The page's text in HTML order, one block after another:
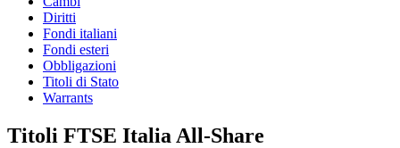
Diritti
Fondi italiani
Fondi esteri
Obbligazioni
Titoli di Stato
Warrants
Titoli FTSE Italia All-Share